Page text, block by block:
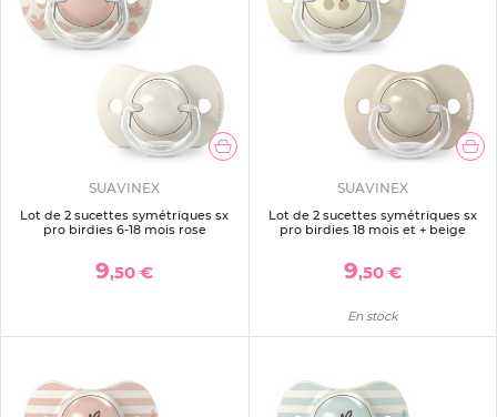
SUAVINEX
Lot de 2 sucettes symétriques sx
pro birdies 6-18 mois rose
9,50 €
SUAVINEX
Lot de 2 sucettes symétriques sx
pro birdies 18 mois et + beige
9,50 €
En stock